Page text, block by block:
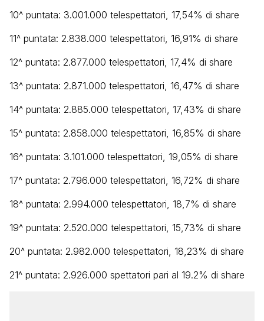
10^ puntata: 3.001.000 telespettatori, 17,54% di share
11^ puntata: 2.838.000 telespettatori, 16,91% di share
12^ puntata: 2.877.000 telespettatori, 17,4% di share
13^ puntata: 2.871.000 telespettatori, 16,47% di share
14^ puntata: 2.885.000 telespettatori, 17,43% di share
15^ puntata: 2.858.000 telespettatori, 16,85% di share
16^ puntata: 3.101.000 telespettatori, 19,05% di share
17^ puntata: 2.796.000 telespettatori, 16,72% di share
18^ puntata: 2.994.000 telespettatori, 18,7% di share
19^ puntata: 2.520.000 telespettatori, 15,73% di share
20^ puntata: 2.982.000 telespettatori, 18,23% di share
21^ puntata: 2.926.000 spettatori pari al 19.2% di share